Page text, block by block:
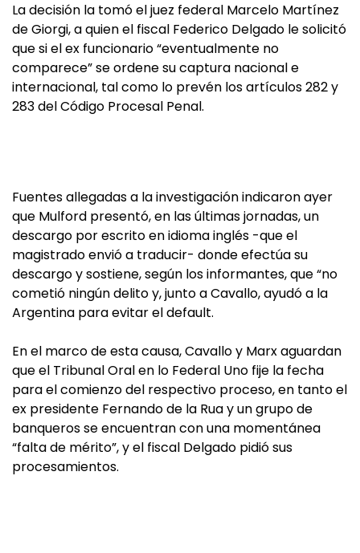
La decisión la tomó el juez federal Marcelo Martínez
de Giorgi, a quien el fiscal Federico Delgado le solicitó
que si el ex funcionario “eventualmente no
comparece” se ordene su captura nacional e
internacional, tal como lo prevén los artículos 282 y
283 del Código Procesal Penal.
Fuentes allegadas a la investigación indicaron ayer
que Mulford presentó, en las últimas jornadas, un
descargo por escrito en idioma inglés -que el
magistrado envió a traducir- donde efectúa su
descargo y sostiene, según los informantes, que “no
cometió ningún delito y, junto a Cavallo, ayudó a la
Argentina para evitar el default.
En el marco de esta causa, Cavallo y Marx aguardan
que el Tribunal Oral en lo Federal Uno fije la fecha
para el comienzo del respectivo proceso, en tanto el
ex presidente Fernando de la Rua y un grupo de
banqueros se encuentran con una momentánea
“falta de mérito”, y el fiscal Delgado pidió sus
procesamientos.